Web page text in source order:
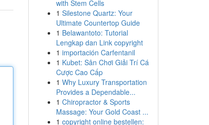
with Stem Cells
1 Silestone Quartz: Your
Ultimate Countertop Guide
1 Belawantoto: Tutorial
Lengkap dan Link copyright
1 importación Carfentanil
1 Kubet: Sân Chơi Giải Trí Cá
Cược Cao Cấp
1 Why Luxury Transportation
Provides a Dependable...
1 Chiropractor & Sports
Massage: Your Gold Coast ...
1 copyright online bestellen: